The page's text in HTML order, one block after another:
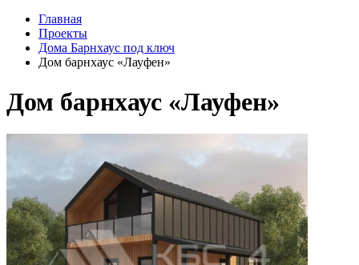
Главная
Проекты
Дома Барнхаус под ключ
Дом барнхаус «Лауфен»
Дом барнхаус «Лауфен»